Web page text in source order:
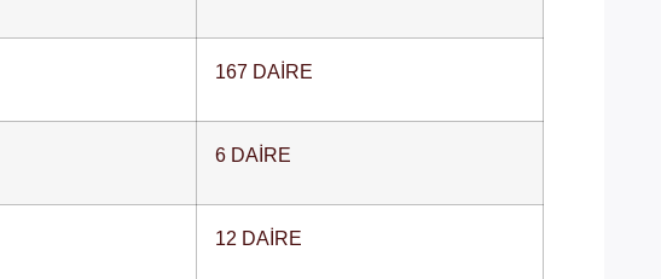
167 DAİRE
6 DAİRE
12 DAİRE